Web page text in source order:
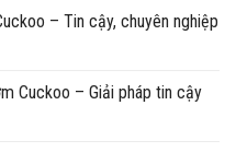
– Tin cậy, chuyên nghiệp
Cuckoo – Giải pháp tin cậy